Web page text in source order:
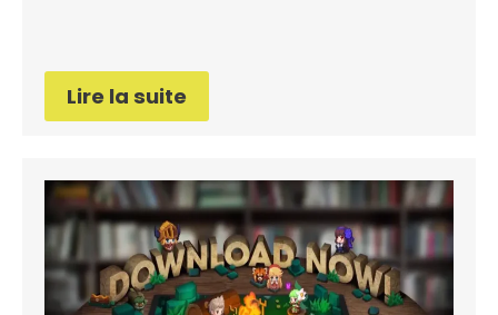
Lire la suite